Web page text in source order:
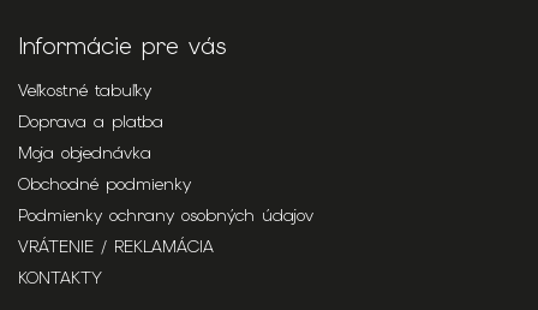
Informácie pre vás
Veľkostné tabuľky
Doprava a platba
Moja objednávka
Obchodné podmienky
Podmienky ochrany osobných údajov
VRÁTENIE / REKLAMÁCIA
KONTAKTY